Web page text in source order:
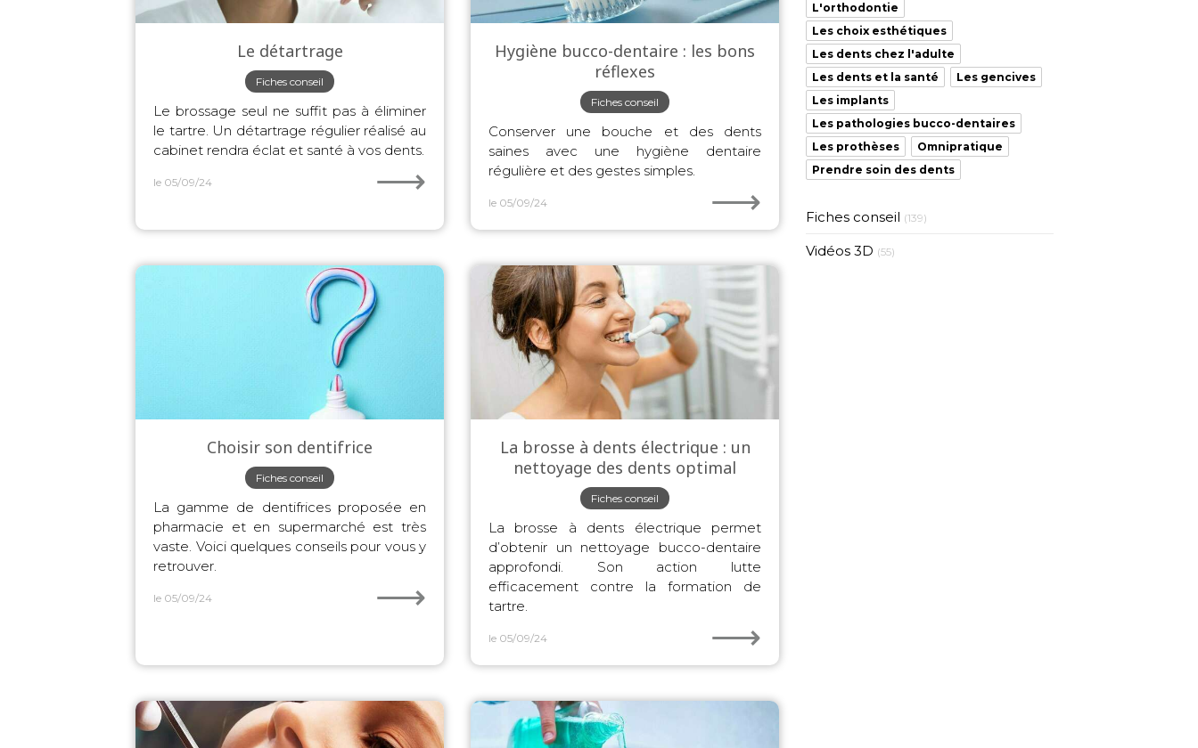
Le détartrage
Fiches conseil
Le brossage seul ne suffit pas à éliminer
le tartre. Un détartrage régulier réalisé au
cabinet rendra éclat et santé à vos dents.
le 05/09/24 ⟶
Hygiène bucco-dentaire : les bons
réflexes
Fiches conseil
Conserver une bouche et des dents
saines avec une hygiène dentaire
régulière et des gestes simples.
le 05/09/24 ⟶
Choisir son dentifrice
Fiches conseil
La gamme de dentifrices proposée en
pharmacie et en supermarché est très
vaste. Voici quelques conseils pour vous y
retrouver.
le 05/09/24 ⟶
La brosse à dents électrique : un
nettoyage des dents optimal
Fiches conseil
La brosse à dents électrique permet
d’obtenir un nettoyage bucco-dentaire
approfondi. Son action lutte
efficacement contre la formation de
tartre.
le 05/09/24 ⟶
L'orthodontie
Les choix esthétiques
Les dents chez l'adulte
Les dents et la santé
Les gencives
Les implants
Les pathologies bucco-dentaires
Les prothèses
Omnipratique
Prendre soin des dents
Fiches conseil (139)
Vidéos 3D (55)